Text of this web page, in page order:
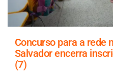
Concurso para a rede
Salvador encerra
(7)